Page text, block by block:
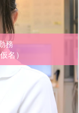
務
名）